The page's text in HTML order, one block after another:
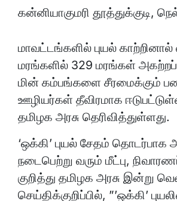
கன்னியாகுமரி தூத்துக்குடி,
மாவட்டங்களில் புயல் காற்றினால்
மரங்களில் 329 மரங்கள்
மின் கம்பங்களை சீரமைக்கும்
ஊழியர்கள் தீவிரமாக
தமிழக அரசு தெரிவித்துள்ளது.
‘ஒக்கி’ புயல் சேதம் தொடர்பாக
நடைபெற்று வரும் மீட்பு,
குறித்து தமிழக அரசு இன்று
செய்திக்குறிப்பில், ”’ஒக்கி’